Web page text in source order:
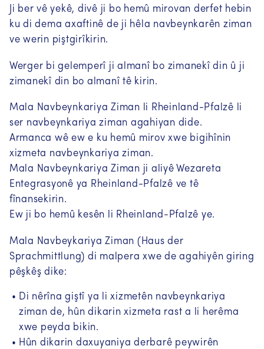
Ji ber vê yekê, divê ji bo hemû mirovan derfet hebin
ku di dema axaftinê de ji hêla navbeynkarên ziman
ve werin piştgirîkirin.
Werger bi gelemperî ji almanî bo zimanekî din û ji
zimanekî din bo almanî tê kirin.
Mala Navbeynkariya Ziman li Rheinland-Pfalzê li
ser navbeynkariya ziman agahiyan dide.
Armanca wê ew e ku hemû mirov xwe bigihînin
xizmeta navbeynkariya ziman.
Mala Navbeynkariya Ziman ji aliyê Wezareta
Entegrasyonê ya Rheinland-Pfalzê ve tê
fînansekirin.
Ew ji bo hemû kesên li Rheinland-Pfalzê ye.
Mala Navbeykariya Ziman (Haus der
Sprachmittlung) di malpera xwe de agahiyên giring
pêşkêş dike:
Di nêrîna giştî ya li xizmetên navbeynkariya
ziman de, hûn dikarin xizmeta rast a li herêma
xwe peyda bikin.
Hûn dikarin daxuyaniya derbarê peywirên